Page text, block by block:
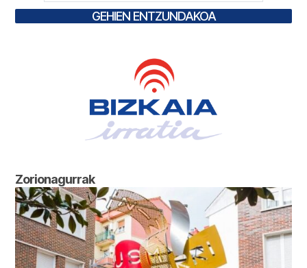
GEHIEN ENTZUNDAKOA
Zorionagurrak